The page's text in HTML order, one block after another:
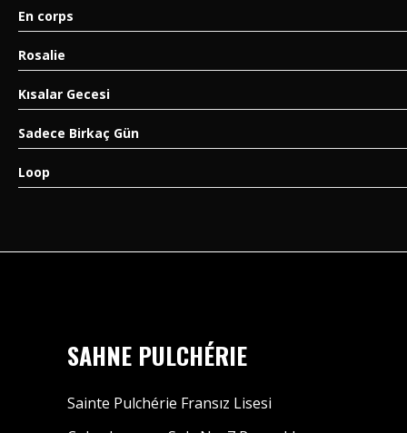
En corps
Rosalie
Kısalar Gecesi
Sadece Birkaç Gün
Loop
SAHNE PULCHÉRIE
Sainte Pulchérie Fransız Lisesi